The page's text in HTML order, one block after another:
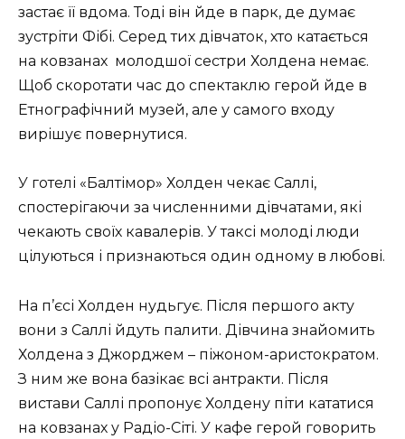
застає її вдома. Тоді він йде в парк, де думає
зустріти Фібі. Серед тих дівчаток, хто катається
на ковзанах молодшої сестри Холдена немає.
Щоб скоротати час до спектаклю герой йде в
Етнографічний музей, але у самого входу
вирішує повернутися.
У готелі «Балтімор» Холден чекає Саллі,
спостерігаючи за численними дівчатами, які
чекають своїх кавалерів. У таксі молоді люди
цілуються і признаються один одному в любові.
На п’єсі Холден нудьгує. Після першого акту
вони з Саллі йдуть палити. Дівчина знайомить
Холдена з Джорджем – піжоном-аристократом.
З ним же вона базікає всі антракти. Після
вистави Саллі пропонує Холдену піти кататися
на ковзанах у Радіо-Сіті. У кафе герой говорить